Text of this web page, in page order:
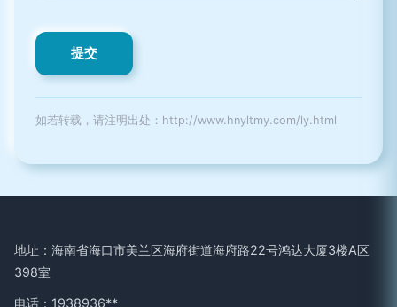
如若转载，请注明出处：http://www.hnyltmy.com/ly.html
地址：海南省海口市美兰区海府街道海府路22号鸿达大厦3楼A区
398室
电话：1938936**